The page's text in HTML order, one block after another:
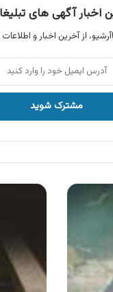
اخبار آگهی های
از آخرین اخبار و
آگهی